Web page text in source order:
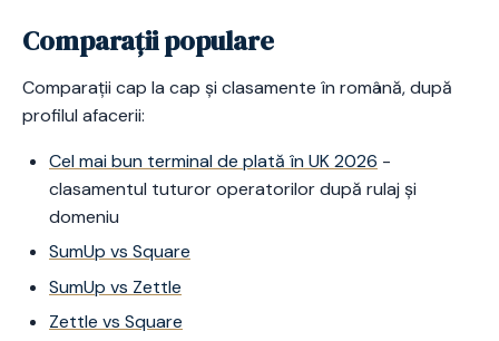
Comparații populare
Comparații cap la cap și clasamente în română, după
profilul afacerii:
Cel mai bun terminal de plată în UK 2026 -
clasamentul tuturor operatorilor după rulaj și
domeniu
SumUp vs Square
SumUp vs Zettle
Zettle vs Square